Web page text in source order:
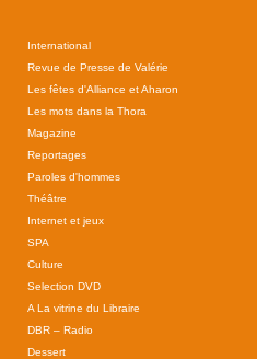
International
Revue de Presse de Valérie
Les fêtes d'Alliance et Aharon
Les mots dans la Thora
Magazine
Reportages
Paroles d'hommes
Théâtre
Internet et jeux
SPA
Culture
Selection DVD
A La vitrine du Libraire
DBR – Radio
Dessert